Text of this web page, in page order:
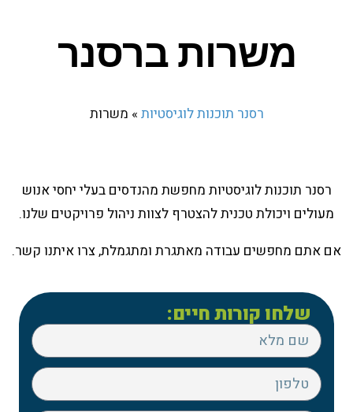
משרות ברסנר
רסנר תוכנות לוגיסטיות » משרות
רסנר תוכנות לוגיסטיות מחפשת מהנדסים בעלי יחסי אנוש
מעולים ויכולת טכנית להצטרף לצוות ניהול פרויקטים שלנו.
אם אתם מחפשים עבודה מאתגרת ומתגמלת, צרו איתנו קשר.
שלחו קורות חיים: